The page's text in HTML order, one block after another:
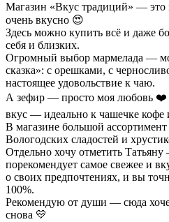
Магазин «Вкус традиций» — это
очень вкусно 😍
Здесь можно купить всё и даже
себя и близких.
Огромный выбор мармелада —
сказка»: с орешками, с
настоящее удовольствие к чаю.
А зефир — просто моя любовь
вкус — идеально к чашечке кофе
В магазине большой ассортимент
Вологодских сладостей и
Отдельно хочу отметить
порекомендует самое свежее и
о своих предпочтениях, и вы
100%.
Рекомендую от души — сюда
снова 💛